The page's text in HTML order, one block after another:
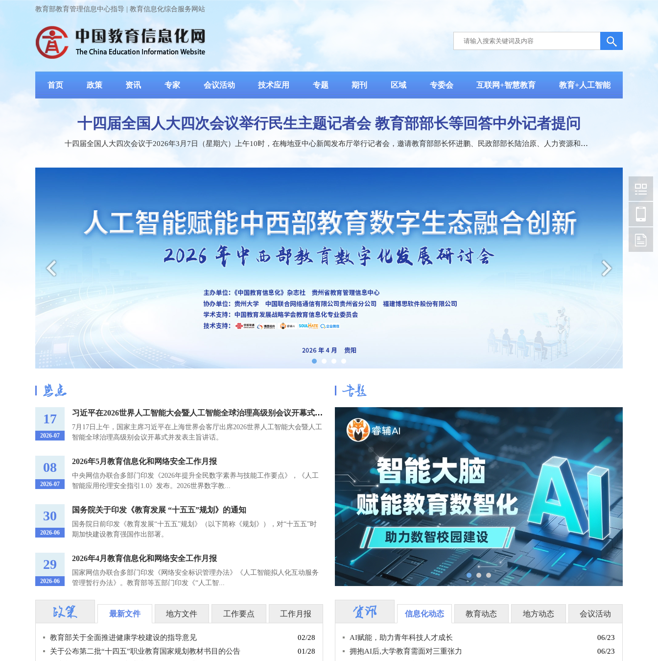
教育部教育管理信息中心指导 | 教育信息化综合服务网站
首页 政策 资讯 专家 会议活动 技术应用 专题 期刊 区域 专委会 互联网+智慧教育 教育+人工智能
十四届全国人大四次会议举行民生主题记者会 教育部部长等回答中外记者提问
十四届全国人大四次会议于2026年3月7日（星期六）上午10时，在梅地亚中心新闻发布厅举行记者会，邀请教育部部长怀进鹏、民政部部长陆治原、人力资源和社
17
2026-07
习近平在2026世界人工智能大会暨人工智能全球治理高级别会议开幕式上的主旨讲话（全文）
7月17日上午，国家主席习近平在上海世界会客厅出席2026世界人工智能大会暨人工
智能全球治理高级别会议开幕式并发表主旨讲话。
08
2026-07
2026年5月教育信息化和网络安全工作月报
中央网信办联合多部门印发《2026年提升全民数字素养与技能工作要点》，《人工
智能应用伦理安全指引1.0》发布。2026世界数字教...
30
2026-06
国务院关于印发《教育发展 “十五五”规划》的通知
国务院日前印发《教育发展“十五五”规划》（以下简称《规划》），对“十五五”时
期加快建设教育强国作出部署。
29
2026-06
2026年4月教育信息化和网络安全工作月报
国家网信办联合多部门印发《网络安全标识管理办法》《人工智能拟人化互动服务
管理暂行办法》。教育部等五部门印发《“人工智...
最新文件 地方文件 工作要点 工作月报
02/28
教育部关于全面推进健康学校建设的指导意见
01/28
关于公布第二批“十四五”职业教育国家规划教材书目的公告
信息化动态 教育动态 地方动态 会议活动
06/23
AI赋能，助力青年科技人才成长
06/23
拥抱AI后,大学教育需面对三重张力